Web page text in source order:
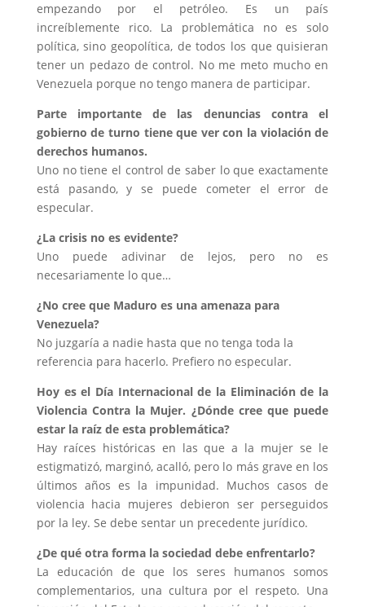
empezando por el petróleo. Es un país
increíblemente rico. La problemática no es solo
política, sino geopolítica, de todos los que quisieran
tener un pedazo de control. No me meto mucho en
Venezuela porque no tengo manera de participar.
Parte importante de las denuncias contra el
gobierno de turno tiene que ver con la violación de
derechos humanos.
Uno no tiene el control de saber lo que exactamente
está pasando, y se puede cometer el error de
especular.
¿La crisis no es evidente?
Uno puede adivinar de lejos, pero no es
necesariamente lo que…
¿No cree que Maduro es una amenaza para
Venezuela?
No juzgaría a nadie hasta que no tenga toda la
referencia para hacerlo. Prefiero no especular.
Hoy es el Día Internacional de la Eliminación de la
Violencia Contra la Mujer. ¿Dónde cree que puede
estar la raíz de esta problemática?
Hay raíces históricas en las que a la mujer se le
estigmatizó, marginó, acalló, pero lo más grave en los
últimos años es la impunidad. Muchos casos de
violencia hacia mujeres debieron ser perseguidos
por la ley. Se debe sentar un precedente jurídico.
¿De qué otra forma la sociedad debe enfrentarlo?
La educación de que los seres humanos somos
complementarios, una cultura por el respeto. Una